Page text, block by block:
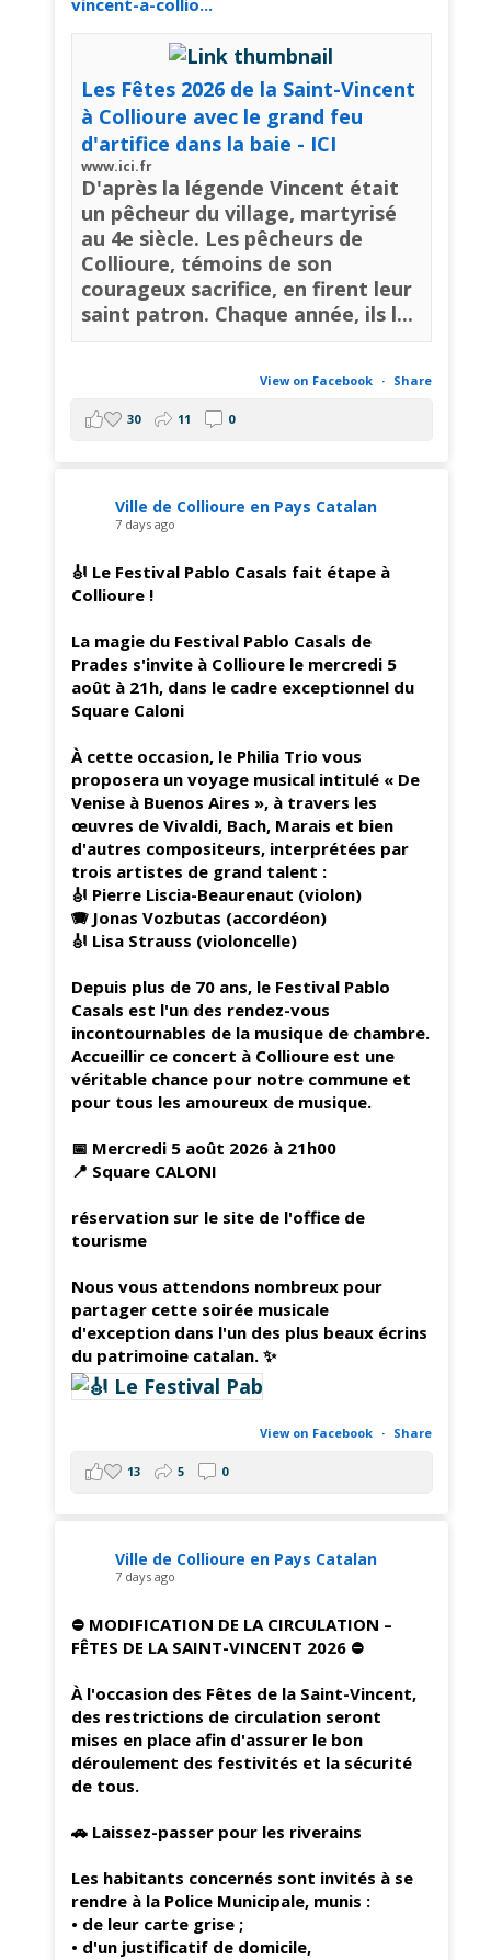
vincent-a-collio...
Les Fêtes 2026 de la Saint-Vincent
à Collioure avec le grand feu
d'artifice dans la baie - ICI
www.ici.fr
D'après la légende Vincent était
un pêcheur du village, martyrisé
au 4e siècle. Les pêcheurs de
Collioure, témoins de son
courageux sacrifice, en firent leur
saint patron. Chaque année, ils l...
View on Facebook · Share
30 11 0
Ville de Collioure en Pays Catalan
7 days ago
🎻 Le Festival Pablo Casals fait étape à
Collioure !
La magie du Festival Pablo Casals de
Prades s'invite à Collioure le mercredi 5
août à 21h, dans le cadre exceptionnel du
Square Caloni
À cette occasion, le Philia Trio vous
proposera un voyage musical intitulé « De
Venise à Buenos Aires », à travers les
œuvres de Vivaldi, Bach, Marais et bien
d'autres compositeurs, interprétées par
trois artistes de grand talent :
🎻 Pierre Liscia-Beaurenaut (violon)
🪗 Jonas Vozbutas (accordéon)
🎻 Lisa Strauss (violoncelle)
Depuis plus de 70 ans, le Festival Pablo
Casals est l'un des rendez-vous
incontournables de la musique de chambre.
Accueillir ce concert à Collioure est une
véritable chance pour notre commune et
pour tous les amoureux de musique.
📅 Mercredi 5 août 2026 à 21h00
📍 Square CALONI
réservation sur le site de l'office de
tourisme
Nous vous attendons nombreux pour
partager cette soirée musicale
d'exception dans l'un des plus beaux écrins
du patrimoine catalan. ✨
View on Facebook · Share
13 5 0
Ville de Collioure en Pays Catalan
7 days ago
⛔ MODIFICATION DE LA CIRCULATION –
FÊTES DE LA SAINT-VINCENT 2026 ⛔
À l'occasion des Fêtes de la Saint-Vincent,
des restrictions de circulation seront
mises en place afin d'assurer le bon
déroulement des festivités et la sécurité
de tous.
🚗 Laissez-passer pour les riverains
Les habitants concernés sont invités à se
rendre à la Police Municipale, munis :
• de leur carte grise ;
• d'un justificatif de domicile,